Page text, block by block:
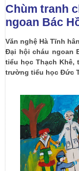
Chùm tranh
ngoan Bác
Văn nghệ Hà Tĩnh
Đại hội cháu ngoan
tiểu học Thạch Khê,
trường tiểu học Đức